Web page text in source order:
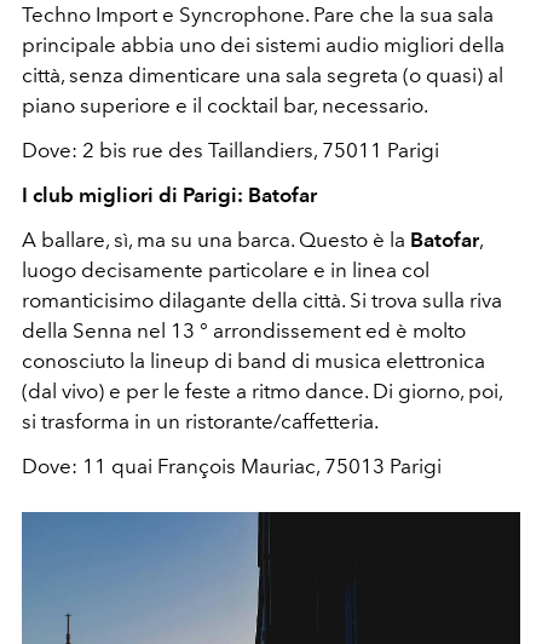
Techno Import e Syncrophone. Pare che la sua sala
principale abbia uno dei sistemi audio migliori della
città, senza dimenticare una sala segreta (o quasi) al
piano superiore e il cocktail bar, necessario.
Dove: 2 bis rue des Taillandiers, 75011 Parigi
I club migliori di Parigi: Batofar
A ballare, sì, ma su una barca. Questo è la Batofar,
luogo decisamente particolare e in linea col
romanticisimo dilagante della città. Si trova sulla riva
della Senna nel 13 ° arrondissement ed è molto
conosciuto la lineup di band di musica elettronica
(dal vivo) e per le feste a ritmo dance. Di giorno, poi,
si trasforma in un ristorante/caffetteria.
Dove: 11 quai François Mauriac, 75013 Parigi